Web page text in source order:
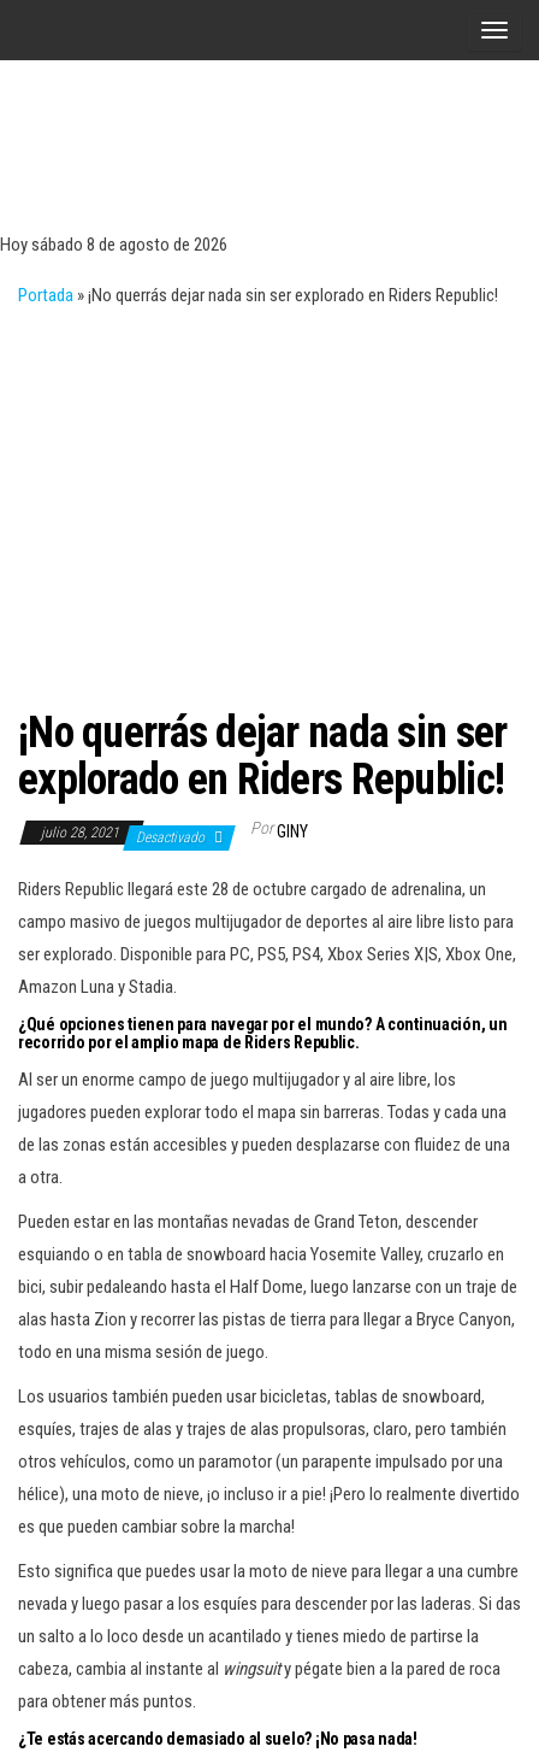
A
l
Hoy sábado 8 de agosto de 2026
Portada »¡No querrás dejar nada sin ser explorado en Riders Republic!
¡No querrás dejar nada sin ser
explorado en Riders Republic!
julio 28, 2021 Desactivado PorGINY
Riders Republic llegará este 28 de octubre cargado de adrenalina, un
campo masivo de juegos multijugador de deportes al aire libre listo para
ser explorado. Disponible para PC, PS5, PS4, Xbox Series X|S, Xbox One,
Amazon Luna y Stadia.
¿Qué opciones tienen para navegar por el mundo? A continuación, un
recorrido por el amplio mapa de Riders Republic.
Al ser un enorme campo de juego multijugador y al aire libre, los
jugadores pueden explorar todo el mapa sin barreras. Todas y cada una
de las zonas están accesibles y pueden desplazarse con fluidez de una
a otra.
Pueden estar en las montañas nevadas de Grand Teton, descender
esquiando o en tabla de snowboard hacia Yosemite Valley, cruzarlo en
bici, subir pedaleando hasta el Half Dome, luego lanzarse con un traje de
alas hasta Zion y recorrer las pistas de tierra para llegar a Bryce Canyon,
todo en una misma sesión de juego.
Los usuarios también pueden usar bicicletas, tablas de snowboard,
esquíes, trajes de alas y trajes de alas propulsoras, claro, pero también
otros vehículos, como un paramotor (un parapente impulsado por una
hélice), una moto de nieve, ¡o incluso ir a pie! ¡Pero lo realmente divertido
es que pueden cambiar sobre la marcha!
Esto significa que puedes usar la moto de nieve para llegar a una cumbre
nevada y luego pasar a los esquíes para descender por las laderas. Si das
un salto a lo loco desde un acantilado y tienes miedo de partirse la
cabeza, cambia al instante al wingsuity pégate bien a la pared de roca
para obtener más puntos.
¿Te estás acercando demasiado al suelo? ¡No pasa nada!